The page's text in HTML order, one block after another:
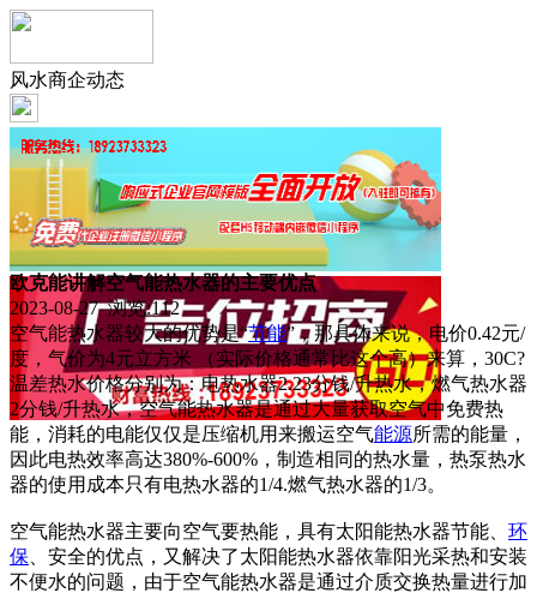
风水商企动态
欧克能讲解空气能热水器的主要优点
2023-08-27 浏览:112
空气能热水器较大的优势是“节能”，那具体来说，电价0.42元/
度，气价为4元立方米 （实际价格通常比这个高）来算，30C?
温差热水价格分别为：电热水器2.23分钱/升热水，燃气热水器
2分钱/升热水，空气能热水器是通过大量获取空气中免费热
能，消耗的电能仅仅是压缩机用来搬运空气能源所需的能量，
因此电热效率高达380%-600%，制造相同的热水量，热泵热水
器的使用成本只有电热水器的1/4.燃气热水器的1/3。
空气能热水器主要向空气要热能，具有太阳能热水器节能、 环
保 、安全的优点，又解决了太阳能热水器依靠阳光采热和安装
不便水的问题，由于空气能热水器是通过介质交换热量进行加